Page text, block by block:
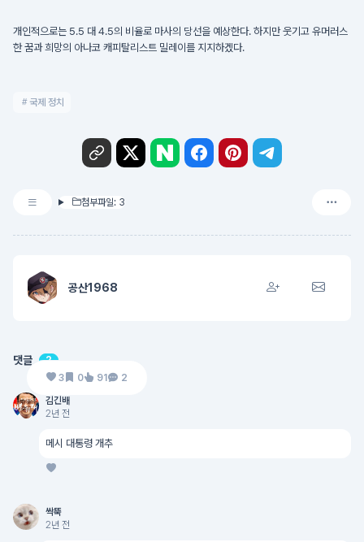
개인적으로는 5.5 대 4.5의 비율로 마사의 당선을 예상한다. 하지만 웃기고 유머러스
한 꿈과 희망의 아나코 캐피탈리스트 밀레이를 지지하겠다.
국제 정치
첨부파일: 3
공산1968
3 0 91 2
댓글 2
김긴배
2년 전
메시 대통령 개추
싹뚝
2년 전